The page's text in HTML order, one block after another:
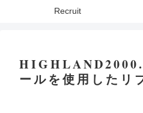
Recruit
HIGHLAND2000.
ールを使用したリ